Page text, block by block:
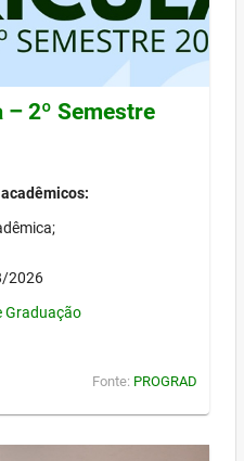
2º Semestre
2026
Graduação
Fonte: PROGRAD